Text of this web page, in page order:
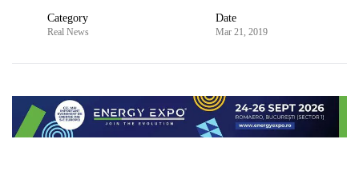
Category
Real News
Date
Mar 21, 2019